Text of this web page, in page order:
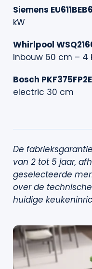
Siemens
kW
Whirlpool
Inbouw 60 cm – 4
Bosch PKF375FP2E
electric 30 cm
De
van 2 tot 5 jaar,
geselecteerde
over de
huidige